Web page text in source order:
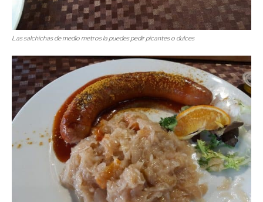
Las salchichas de medio metros la puedes pedir picantes o dulces